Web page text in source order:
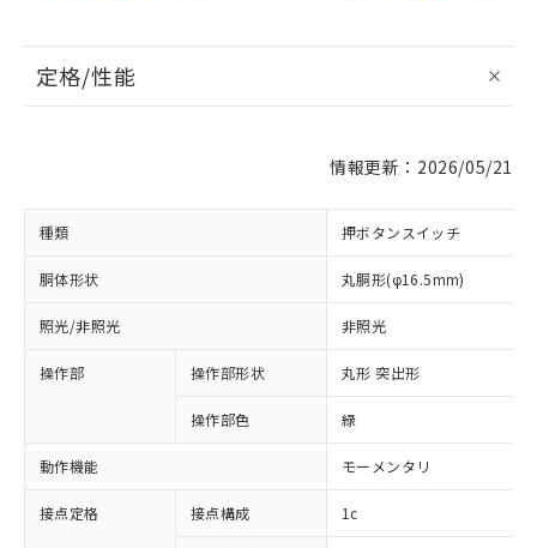
定格/性能
情報更新：2026/05/21
種類 押ボタンスイッチ
胴体形状 丸胴形(φ16.5mm)
照光/非照光 非照光
操作部 操作部形状 丸形 突出形
操作部色 緑
動作機能 モーメンタリ
接点定格 接点構成 1c